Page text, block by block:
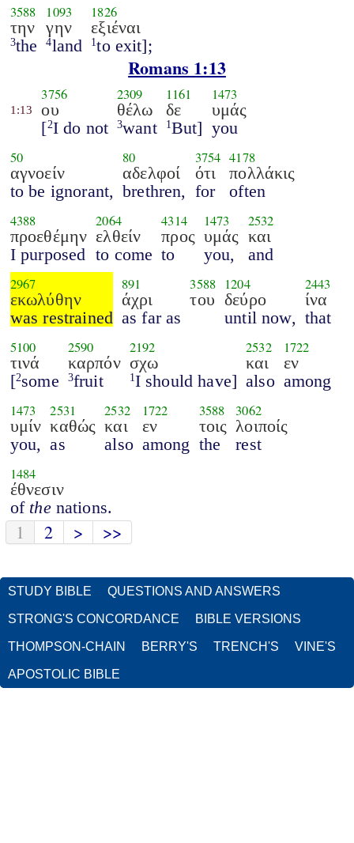
3588
την
3the
1093
γην
4land
1826
εξιέναι
1to exit];
Romans 1:13
1:13
3756
ου
[2I do not
2309
θέλω
3want
1161
δε
1 But]
1473
υμάς
you
50
αγνοείν
to be ignorant,
80
αδελφοί
brethren,
3754
ότι
for
4178
πολλάκις
often
4388
προεθέμην
I purposed
2064
ελθείν
to come
4314
προς
to
1473
υμάς
you,
2532
και
and
2967
εκωλύθην
was restrained
891
άχρι
as far as
3588
του
1204
δεύρο
until now,
2443
ίνα
that
5100
τινά
[2some
2590
καρπόν
3fruit
2192
σχω
1 I should have]
2532
και
also
1722
εν
among
1473
υμίν
you,
2531
καθώς
as
2532
και
also
1722
εν
among
3588
τοις
the
3062
λοιποίς
rest
1484
έθνεσιν
of thenations.
1 2 > >>
STUDY BIBLE QUESTIONS AND ANSWERS
STRONG'S CONCORDANCE BIBLE VERSIONS
THOMPSON-CHAIN BERRY'S TRENCH'S VINE'S
APOSTOLIC BIBLE